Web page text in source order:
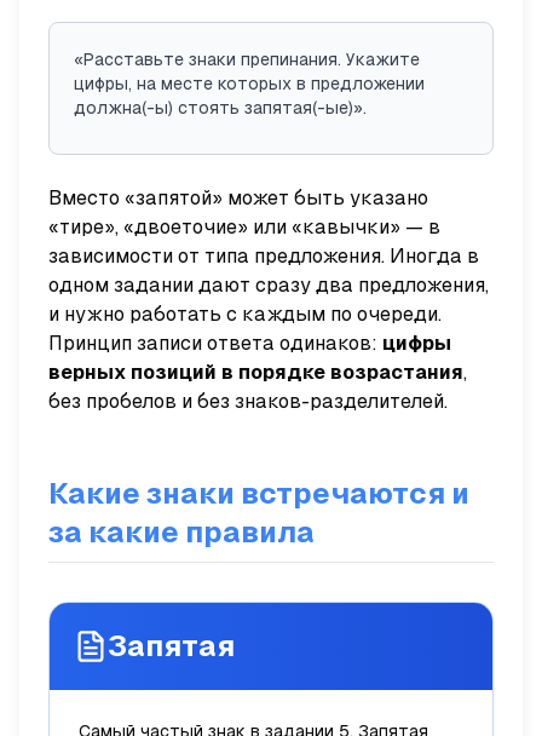
«Расставьте знаки препинания. Укажите
цифры, на месте которых в предложении
должна(-ы) стоять запятая(-ые)».
Вместо «запятой» может быть указано
«тире», «двоеточие» или «кавычки» — в
зависимости от типа предложения. Иногда в
одном задании дают сразу два предложения,
и нужно работать с каждым по очереди.
Принцип записи ответа одинаков: цифры
верных позиций в порядке возрастания,
без пробелов и без знаков-разделителей.
Какие знаки встречаются и
за какие правила
Запятая
Самый частый знак в задании 5. Запятая